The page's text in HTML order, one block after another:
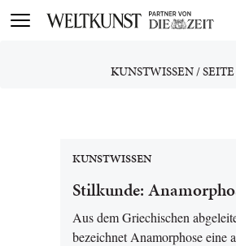
Toggle
KUNSTWISSEN/
KUNSTWISSEN
Stilkunde:
Aus dem Griechischen
bezeichnet Anamorphose eine